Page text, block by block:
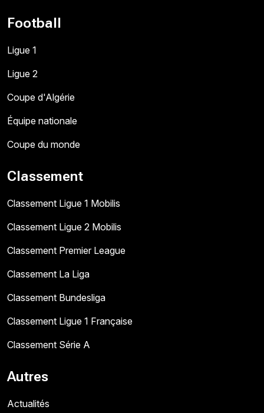
Football
Ligue 1
Ligue 2
Coupe d'Algérie
Équipe nationale
Coupe du monde
Classement
Classement Ligue 1 Mobilis
Classement Ligue 2 Mobilis
Classement Premier League
Classement La Liga
Classement Bundesliga
Classement Ligue 1 Française
Classement Série A
Autres
Actualités